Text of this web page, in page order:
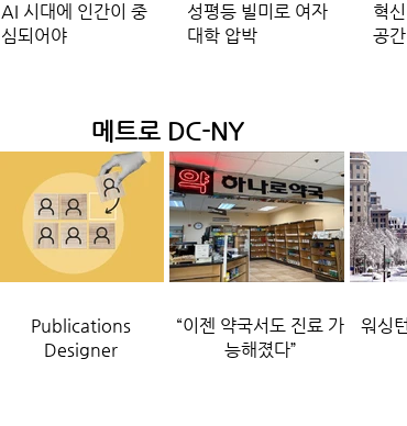
AI 시대에 인간이 중
심되어야
성평등 빌미로 여자
대학 압박
혁
공
메트로 DC-NY
Publications
Designer
“이젠 약국서도 진료 가
능해졌다”
워싱